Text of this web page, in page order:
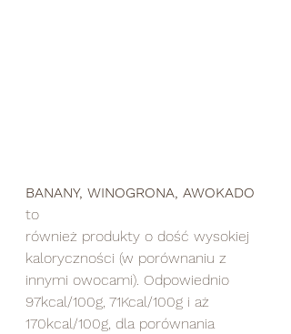
BANANY, WINOGRONA, AWOKADO
to
również produkty o dość wysokiej
kaloryczności (w porównaniu z
innymi owocami). Odpowiednio
97kcal/100g, 71Kcal/100g i aż
170kcal/100g, dla porównania